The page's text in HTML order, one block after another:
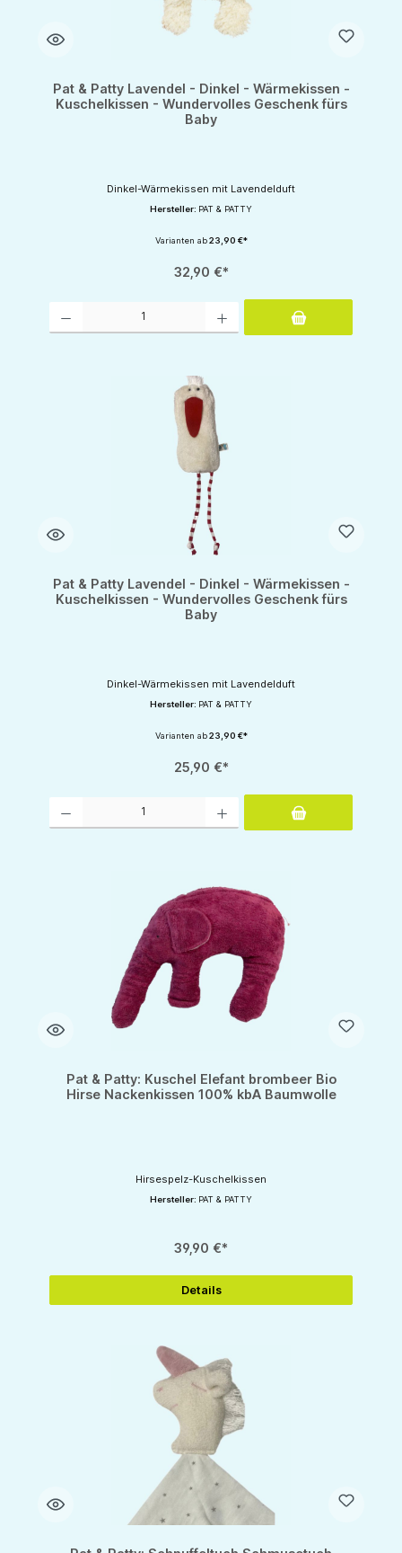
Pat & Patty Lavendel - Dinkel - Wärmekissen -
Kuschelkissen - Wundervolles Geschenk fürs
Baby
Dinkel-Wärmekissen mit Lavendelduft
Hersteller: PAT & PATTY
Varianten ab23,90 €*
32,90 €*
Pat & Patty Lavendel - Dinkel - Wärmekissen -
Kuschelkissen - Wundervolles Geschenk fürs
Baby
Dinkel-Wärmekissen mit Lavendelduft
Hersteller: PAT & PATTY
Varianten ab23,90 €*
25,90 €*
Pat & Patty: Kuschel Elefant brombeer Bio
Hirse Nackenkissen 100% kbA Baumwolle
Hirsespelz-Kuschelkissen
Hersteller: PAT & PATTY
39,90 €*
Details